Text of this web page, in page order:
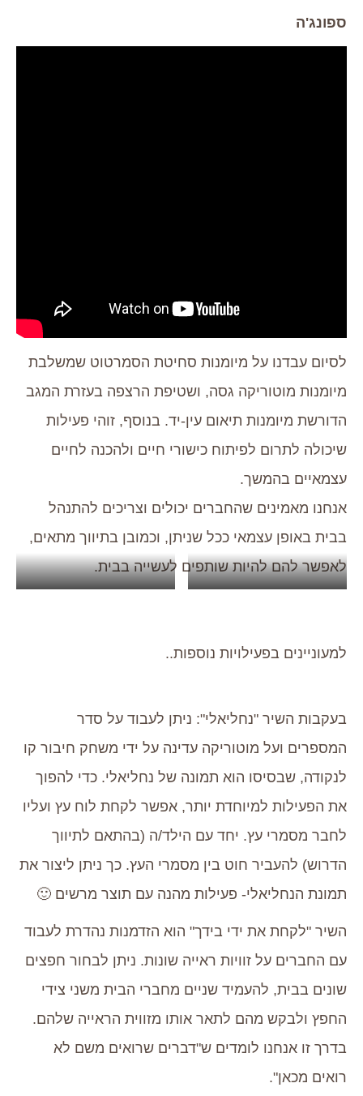
ספונג'ה
לסיום עבדנו על מיומנות סחיטת הסמרטוט שמשלבת
מיומנות מוטוריקה גסה, ושטיפת הרצפה בעזרת המגב
הדורשת מיומנות תיאום עין-יד. בנוסף, זוהי פעילות
שיכולה לתרום לפיתוח כישורי חיים ולהכנה לחיים
עצמאיים בהמשך.
אנחנו מאמינים שהחברים יכולים וצריכים להתנהל
בבית באופן עצמאי ככל שניתן, וכמובן בתיווך מתאים,
לאפשר להם להיות שותפים לעשייה בבית.
למעוניינים בפעילויות נוספות..
בעקבות השיר "נחליאלי": ניתן לעבוד על סדר
המספרים ועל מוטוריקה עדינה על ידי משחק חיבור קו
לנקודה, שבסיסו הוא תמונה של נחליאלי. כדי להפוך
את הפעילות למיוחדת יותר, אפשר לקחת לוח עץ ועליו
לחבר מסמרי עץ. יחד עם הילד/ה (בהתאם לתיווך
הדרוש) להעביר חוט בין מסמרי העץ. כך ניתן ליצור את
תמונת הנחליאלי- פעילות מהנה עם תוצר מרשים 🙂
השיר "לקחת את ידי בידך" הוא הזדמנות נהדרת לעבוד
עם החברים על זוויות ראייה שונות. ניתן לבחור חפצים
שונים בבית, להעמיד שניים מחברי הבית משני צידי
החפץ ולבקש מהם לתאר אותו מזווית הראייה שלהם.
בדרך זו אנחנו לומדים ש"דברים שרואים משם לא
רואים מכאן".